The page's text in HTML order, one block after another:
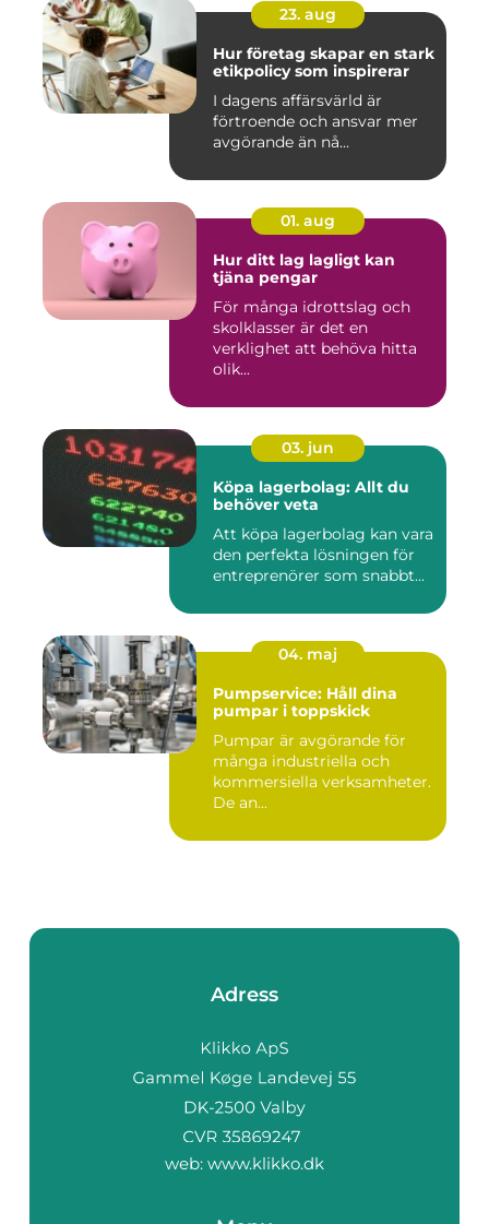
23. aug
Hur företag skapar en stark
etikpolicy som inspirerar
I dagens affärsvärld är
förtroende och ansvar mer
avgörande än nå...
01. aug
Hur ditt lag lagligt kan
tjäna pengar
För många idrottslag och
skolklasser är det en
verklighet att behöva hitta
olik...
03. jun
Köpa lagerbolag: Allt du
behöver veta
Att köpa lagerbolag kan vara
den perfekta lösningen för
entreprenörer som snabbt...
04. maj
Pumpservice: Håll dina
pumpar i toppskick
Pumpar är avgörande för
många industriella och
kommersiella verksamheter.
De an...
Adress
web: www.klikko.dk